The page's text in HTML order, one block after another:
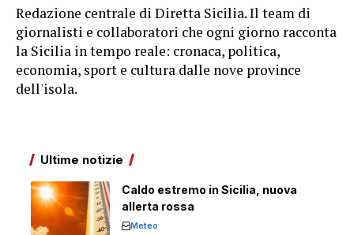
Redazione centrale di Diretta Sicilia. Il team di
giornalisti e collaboratori che ogni giorno racconta
la Sicilia in tempo reale: cronaca, politica,
economia, sport e cultura dalle nove province
dell'isola.
Ultime notizie
Caldo estremo in Sicilia, nuova
allerta rossa
Meteo